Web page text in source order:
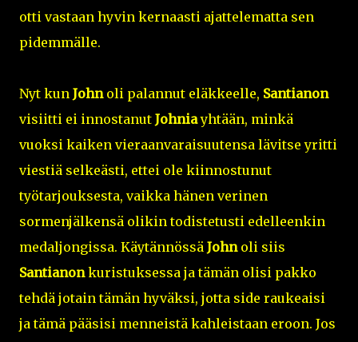
otti vastaan hyvin kernaasti ajattelematta sen
pidemmälle.
Nyt kun Johnoli palannut eläkkeelle, Santianon
visiitti ei innostanut Johniayhtään, minkä
vuoksi kaiken vieraanvaraisuutensa lävitse yritti
viestiä selkeästi, ettei ole kiinnostunut
työtarjouksesta, vaikka hänen verinen
sormenjälkensä olikin todistetusti edelleenkin
medaljongissa. Käytännössä Johnoli siis
Santianonkuristuksessa ja tämän olisi pakko
tehdä jotain tämän hyväksi, jotta side raukeaisi
ja tämä pääsisi menneistä kahleistaan eroon. Jos